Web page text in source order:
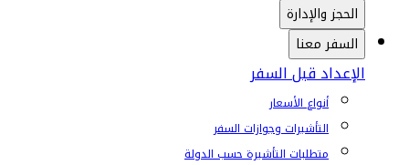
الحجز والإدارة
السفر معنا
الإعداد قبل السفر
أنواع الأسعار
التأشيرات وجوازات السفر
متطلبات التأشيرة حسب الدولة